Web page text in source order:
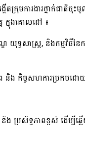
រុមការងារថ្នាក់ជាតិចុះមូ
ត ក្នុងគោលដៅ ៖
ទ្ធសាស្ត្រ, និងកម្ម​វិធី​នៃ​
ាព និង កិច្ច​សហការ​ប្រកប​ដ
ង ប្រសិទ្ធភាពខ្ពស់ ដើម្